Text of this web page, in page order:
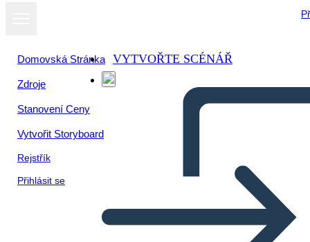
Domovská Stránka
Zdroje
Stanovení Ceny
Vytvořit Storyboard
Rejstřík
Přihlásit se
VYTVOŘTE SCÉNÁŘ